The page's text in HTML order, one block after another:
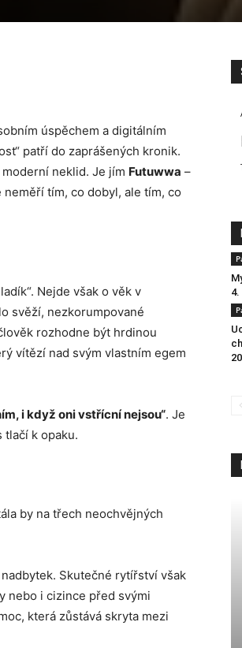
úspěchem a digitálním
patří do zaprášených kronik.
neklid. Je jím Futuwwa –
tím, co dobyl, ale tím, co
Nejde však o věk v
svěží, nezkorumpované
rozhodne být hrdinou
vítězí nad svým vlastním egem
i když oni vstřícní nejsou“. Je
k opaku.
by na třech neochvějných
Skutečné rytířství však
nebo i cizince před svými
která zůstává skryta mezi
4.